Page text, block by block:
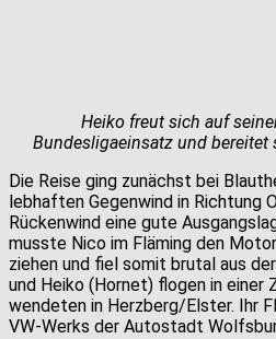
Heiko freut sich auf
Bundesligaeinsatz und bereitet
Die Reise ging zunächst bei
lebhaften Gegenwind in Richtung
Rückenwind eine gute
musste Nico im Fläming den
ziehen und fiel somit brutal aus
und Heiko (Hornet) flogen in einer
wendeten in Herzberg/Elster. Ihr
VW-Werks der Autostadt